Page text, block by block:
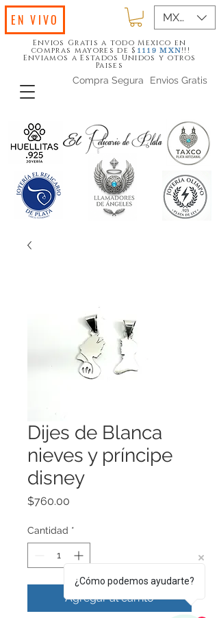
Envios Gratis
Compra Segura
Envios Gratis a todo Mexico en
compras mayores de $ 1119 MXN!!!
Enviamos a Estados Unidos y otros
Paises
MXN ($)
EN VIVO
Dijes de Blanca
nieves y príncipe
disney
$760.00
Cantidad *
Agregar al carrito
¿Cómo podemos ayudarte?